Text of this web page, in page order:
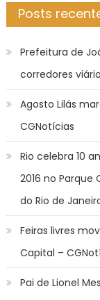
Posts
Prefeitura de
corredores
Agosto Lilás
CGNotícias
Rio celebra 10
2016 no
do Rio de
Feiras livres
Capital –
Pai de Lionel